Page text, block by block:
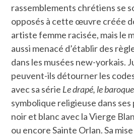
rassemblements chrétiens se
opposés à cette œuvre créée
artiste femme racisée, mais le
aussi menacé d’établir des
dans les musées new-yorkais.
peuvent-ils détourner les
avec sa série Le drapé, le baroque
symbolique religieuse dans
noir et blanc avec la Vierge
ou encore Sainte Orlan. Sa